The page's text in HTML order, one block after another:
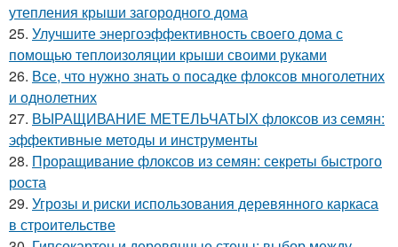
утепления крыши загородного дома
25. Улучшите энергоэффективность своего дома с
помощью теплоизоляции крыши своими руками
26. Все, что нужно знать о посадке флоксов многолетних
и однолетних
27. ВЫРАЩИВАНИЕ МЕТЕЛЬЧАТЫХ флоксов из семян:
эффективные методы и инструменты
28. Проращивание флоксов из семян: секреты быстрого
роста
29. Угрозы и риски использования деревянного каркаса
в строительстве